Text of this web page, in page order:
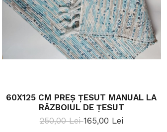
60X125 CM PREȘ ȚESUT MANUAL LA
RĂZBOIUL DE ȚESUT
250,00 Lei165,00 Lei